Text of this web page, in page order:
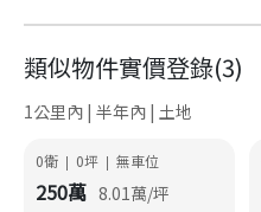
類似物件實價登錄(3)
1公里內 | 半年內 | 土地
0衛 | 0坪 | 無車位
250萬 8.01萬/坪